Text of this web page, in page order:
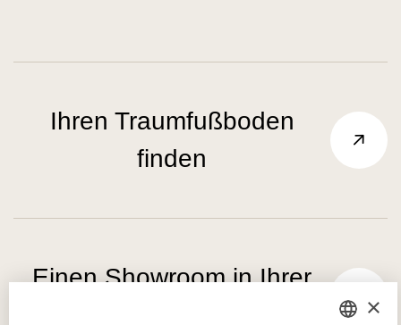
Ihren Traumfußboden
finden
Einen Showroom in Ihrer
×